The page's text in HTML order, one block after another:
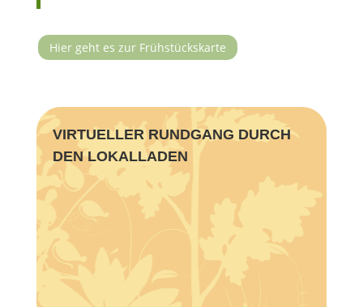
Hier geht es zur Frühstückskarte
VIRTUELLER RUNDGANG DURCH
DEN LOKALLADEN